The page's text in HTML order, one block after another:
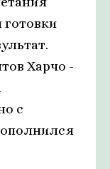
готовки
Харчо -
с